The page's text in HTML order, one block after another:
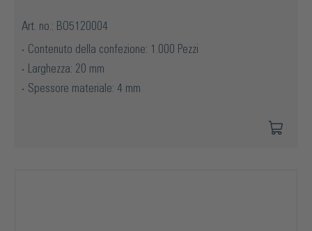
Art. no.: BO5120004
Contenuto della confezione: 1.000 Pezzi
Larghezza: 20 mm
Spessore materiale: 4 mm